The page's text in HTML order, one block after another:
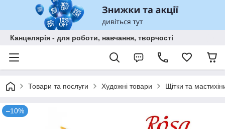
Канцелярія - для роботи, навчання, творчості
Товари та послуги Художні товари Щітки та
–10%